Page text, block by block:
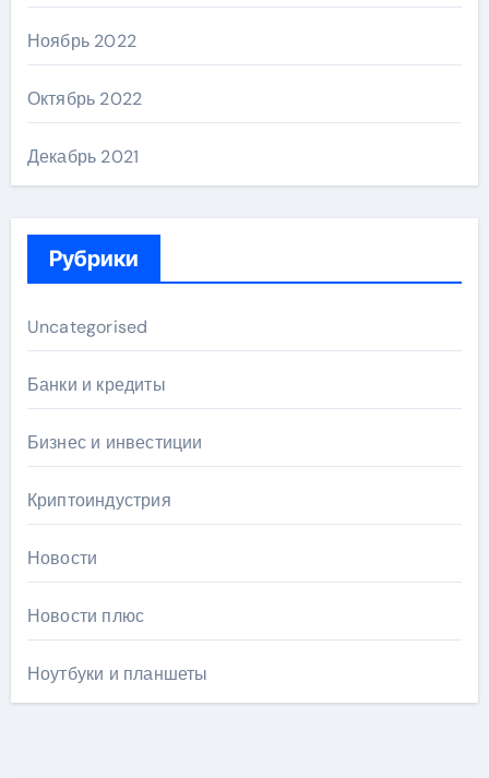
Ноябрь 2022
Октябрь 2022
Декабрь 2021
Рубрики
Uncategorised
Банки и кредиты
Бизнес и инвестиции
Криптоиндустрия
Новости
Новости плюс
Ноутбуки и планшеты